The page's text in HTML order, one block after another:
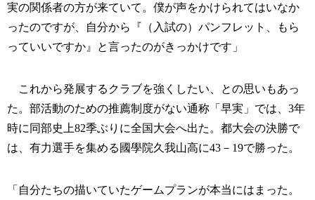
実の関係者の方が来ていて。僕が声をかけられてはいなか
ったのですが、自分から『（入試の）パンフレット、もら
っていいですか』と言ったのがきっかけです」
これから発展するクラブを強くしたい、との思いもあっ
た。部活動のための推薦制度がない通称「早実」では、3年
時に同部史上82季ぶりに全国大会へ出た。都大会の決勝で
は、有力選手を集める國學院久我山高に43－19で勝った。
「自分たちの描いていたゲームプランが本当にはまった。